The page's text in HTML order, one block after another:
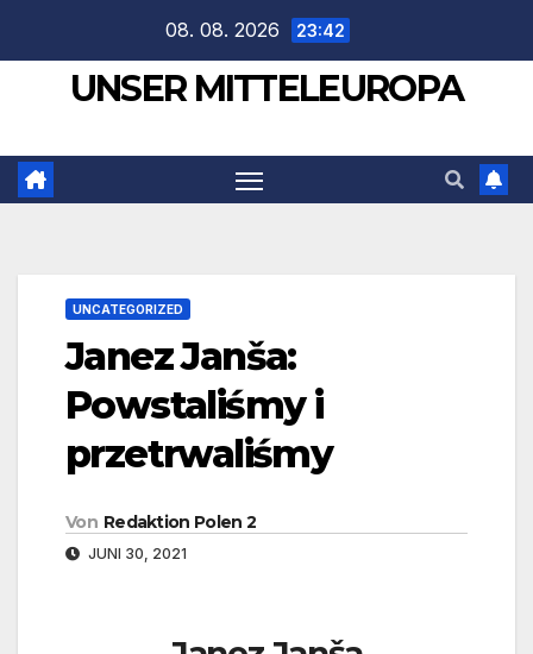
springen
08. 08. 2026 23:42
UNSER MITTELEUROPA
UNCATEGORIZED
Janez Janša:
Powstaliśmy i
przetrwaliśmy
Von Redaktion Polen 2
JUNI 30, 2021